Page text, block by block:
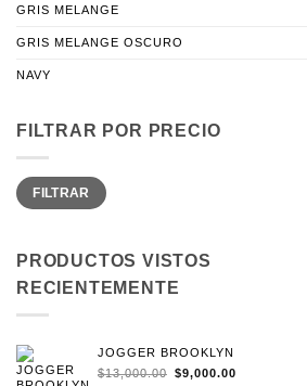
GRIS MELANGE
GRIS MELANGE OSCURO
NAVY
FILTRAR POR PRECIO
Precio
mínimo
Precio
máximo
FILTRAR
PRODUCTOS VISTOS
RECIENTEMENTE
JOGGER BROOKLYN
$13,000.00 EL
$9,000.00